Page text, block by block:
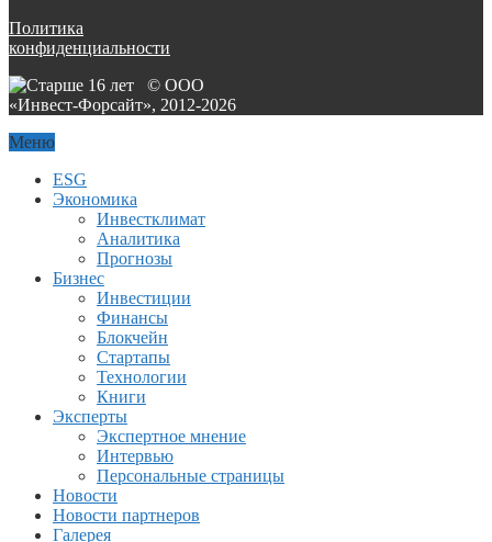
Политика
конфиденциальности
© ООО
«Инвест-Форсайт», 2012-2026
Меню
ESG
Экономика
Инвестклимат
Аналитика
Прогнозы
Бизнес
Инвестиции
Финансы
Блокчейн
Стартапы
Технологии
Книги
Эксперты
Экспертное мнение
Интервью
Персональные страницы
Новости
Новости партнеров
Галерея